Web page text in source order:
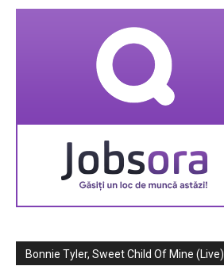
Bonnie Tyler, Sweet Child Of Mine (Live)